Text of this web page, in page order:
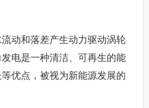
动和落差产生动力驱动涡轮
电是一种清洁、可再生的能
优点，被视为新能源发展的